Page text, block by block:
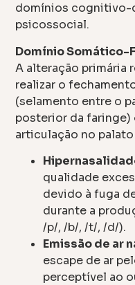
domínios cognitivo-
psicossocial.
Domínio Somático-
A alteração primária
realizar o
(selamento entre o
posterior da faringe)
articulação no
qualidade
devido à fuga
durante a
/p/, /b/, /t/, /d/).
Emissão de ar
escape de ar
perceptível ao